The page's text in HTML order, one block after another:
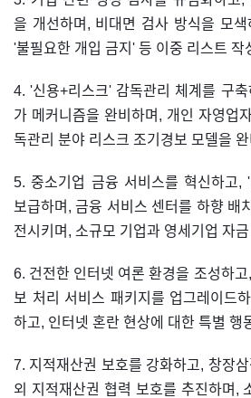
을 개선하며, 비대면 검사 방식을 모
'불필요한 개입 금지' 등 이중 리스트 작
4. '신용+리스크' 감독관리 체계를 구
가 메커니즘을 완비하며, 개인 자영업
독관리 분야 리스크 조기경보 모델을
5. 중소기업 금융 서비스를 혁신하고,
보급하며, 금융 서비스 센터를 하향 배
전시키며, 소규모 기업과 영세기업 자
6. 건전한 인터넷 여론 환경을 조성하
보 처리 서비스 패키지를 업그레이드
하고, 인터넷 혼란 현상에 대한 특별 행
7. 지적재산권 보호를 강화하고, 창장
외 지적재산권 협력 보호를 추진하며,